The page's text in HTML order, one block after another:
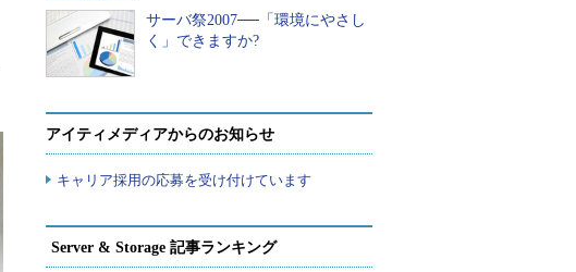
サーバ祭2007──「環境にやさし
く」できますか?
アイティメディアからのお知らせ
キャリア採用の応募を受け付けています
Server & Storage 記事ランキング